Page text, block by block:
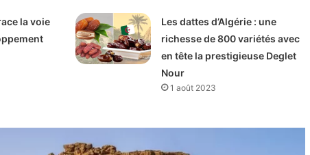
la voie
Les dattes d’Algérie : une
richesse de 800 variétés avec
en tête la prestigieuse Deglet
Nour
1 août 2023